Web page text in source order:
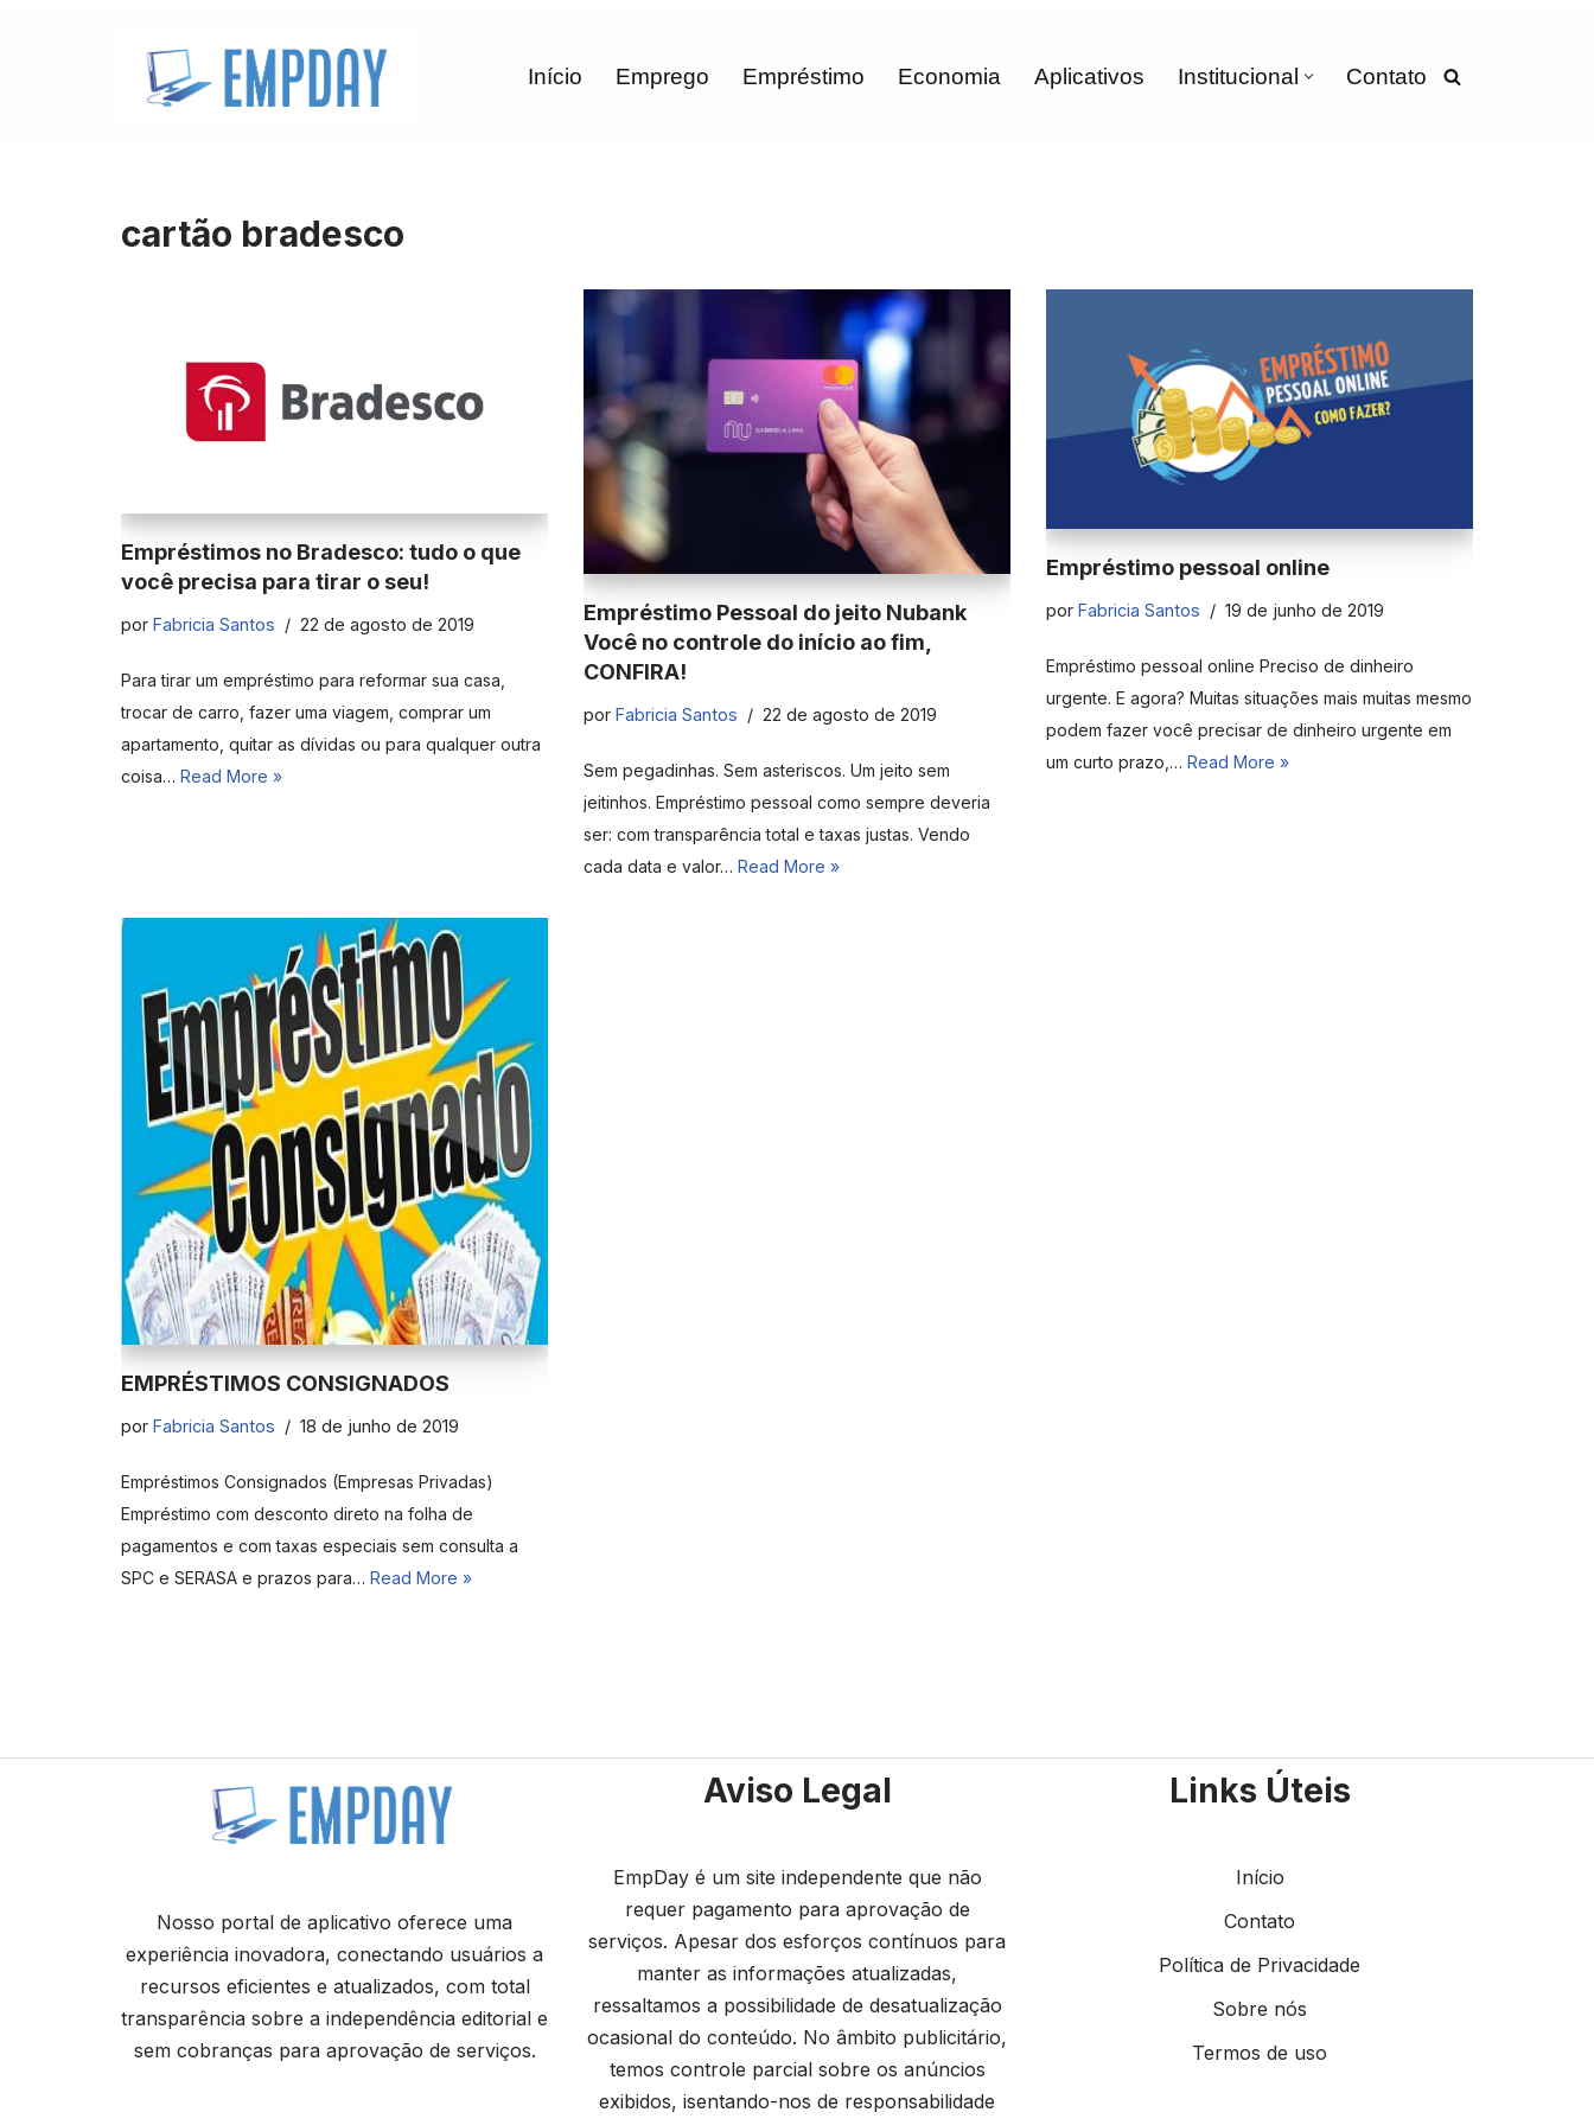
Início Emprego Empréstimo Economia Aplicativos Institucional Contato
cartão bradesco
Empréstimos no Bradesco: tudo o que
você precisa para tirar o seu!
por Fabricia Santos 22 de agosto de 2019
Para tirar um empréstimo para reformar sua casa,
trocar de carro, fazer uma viagem, comprar um
apartamento, quitar as dívidas ou para qualquer outra
coisa… Read More »
Empréstimo Pessoal do jeito Nubank
Você no controle do início ao fim,
CONFIRA!
por Fabricia Santos 22 de agosto de 2019
Sem pegadinhas. Sem asteriscos. Um jeito sem
jeitinhos. Empréstimo pessoal como sempre deveria
ser: com transparência total e taxas justas. Vendo
cada data e valor… Read More »
Empréstimo pessoal online
por Fabricia Santos 19 de junho de 2019
Empréstimo pessoal online Preciso de dinheiro
urgente. E agora? Muitas situações mais muitas mesmo
podem fazer você precisar de dinheiro urgente em
um curto prazo,… Read More »
EMPRÉSTIMOS CONSIGNADOS
por Fabricia Santos 18 de junho de 2019
Empréstimos Consignados (Empresas Privadas)
Empréstimo com desconto direto na folha de
pagamentos e com taxas especiais sem consulta a
SPC e SERASA e prazos para… Read More »
Nosso portal de aplicativo oferece uma
experiência inovadora, conectando usuários a
recursos eficientes e atualizados, com total
transparência sobre a independência editorial e
sem cobranças para aprovação de serviços.
Aviso Legal
EmpDay é um site independente que não
requer pagamento para aprovação de
serviços. Apesar dos esforços contínuos para
manter as informações atualizadas,
ressaltamos a possibilidade de desatualização
ocasional do conteúdo. No âmbito publicitário,
temos controle parcial sobre os anúncios
exibidos, isentando-nos de responsabilidade
Links Úteis
Início
Contato
Política de Privacidade
Sobre nós
Termos de uso